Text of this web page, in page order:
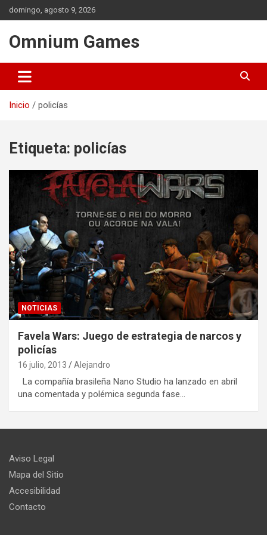
Saltar
al
domingo, agosto 9, 2026
Omnium Games
Inicio policías
Etiqueta: policías
NOTICIAS
Favela Wars: Juego de estrategia de narcos y
policías
16 julio, 2013 Alejandro
La compañía brasileña Nano Studio ha lanzado en abril
una comentada y polémica segunda fase…
Aviso Legal
Mapa del Sitio
Accesibilidad
Contacto